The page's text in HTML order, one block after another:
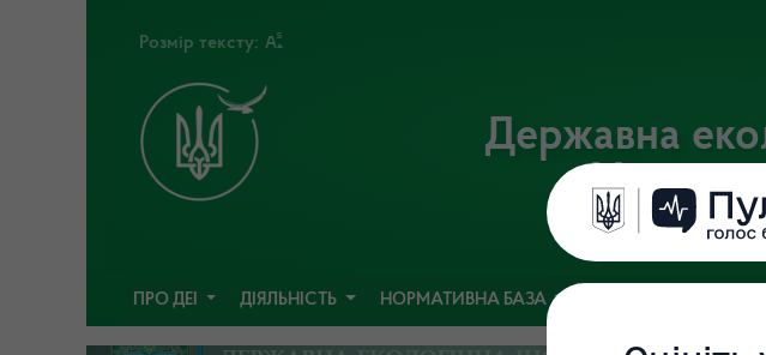
Розмір тексту:
Державна
ПРО ДЕІ ДІЯЛЬНІСТЬ НОРМАТИВНА БАЗА